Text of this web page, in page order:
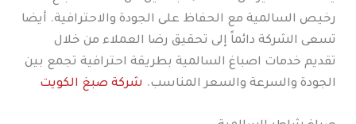
رخيص السالمية مع الحفاظ على الجودة والاحترافية. أيضا
تسعى الشركة دائماً إلى تحقيق رضا العملاء من خلال
تقديم خدمات اصباغ السالمية بطريقة احترافية تجمع بين
الجودة والسرعة والسعر المناسب. شركة صبغ الكويت